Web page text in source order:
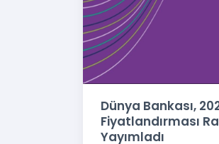
Dünya Bankası,
Fiyatlandırması
Yayımladı